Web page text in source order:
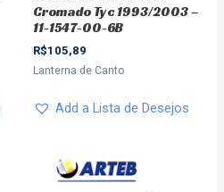
Cromado Tyc 1993/2003 –
11-1547-00-6B
R$105,89
Lanterna de Canto
Add a Lista de Desejos